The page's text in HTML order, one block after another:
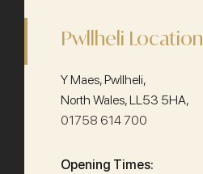
Pwllheli Location
Y Maes, Pwllheli,
North Wales, LL53 5HA,
01758 614 700
Opening Times: